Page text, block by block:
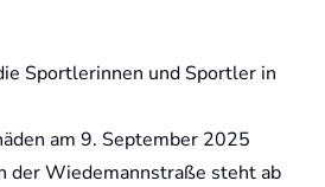
Sportlerinnen und Sportler in
am 9. September 2025
der Wiedemannstraße steht ab